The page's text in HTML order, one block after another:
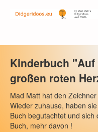
Didgeridoos by Mad Matt
Didgeridoos
Didgeridoo-Musik-CDs
Zubehör
Kinderbuch "Auf
großen roten
Mad Matt hat den
Wieder zuhause, haben
Buch begutachtet und
Buch, mehr davon !